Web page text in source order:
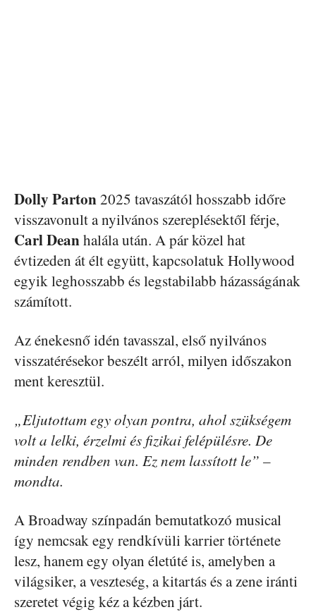
Dolly Parton2025 tavaszától hosszabb időre
visszavonult a nyilvános szereplésektől férje,
Carl Deanhalála után. A pár közel hat
évtizeden át élt együtt, kapcsolatuk Hollywood
egyik leghosszabb és legstabilabb házasságának
számított.
Az énekesnő idén tavasszal, első nyilvános
visszatérésekor beszélt arról, milyen időszakon
ment keresztül.
„Eljutottam egy olyan pontra, ahol szükségem
volt a lelki, érzelmi és fizikai felépülésre. De
minden rendben van. Ez nem lassított le” –
mondta.
A Broadway színpadán bemutatkozó musical
így nemcsak egy rendkívüli karrier története
lesz, hanem egy olyan életúté is, amelyben a
világsiker, a veszteség, a kitartás és a zene iránti
szeretet végig kéz a kézben járt.